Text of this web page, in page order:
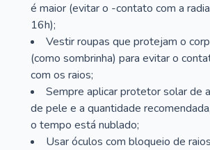
é maior (evitar o -contato com a
16h);
Vestir roupas que protejam o
(como sombrinha) para evitar o
com os raios;
Sempre aplicar protetor solar de
de pele e a quantidade
o tempo está nublado;
Usar óculos com bloqueio de